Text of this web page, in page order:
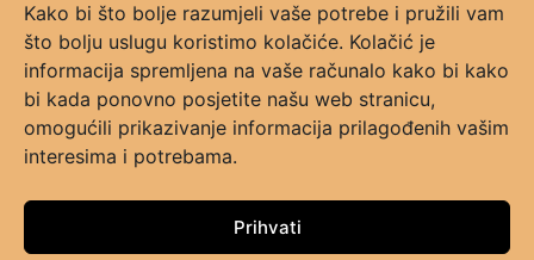
Kako bi što bolje razumjeli vaše potrebe i pružili vam
što bolju uslugu koristimo kolačiće. Kolačić je
informacija spremljena na vaše računalo kako bi kako
bi kada ponovno posjetite našu web stranicu,
omogućili prikazivanje informacija prilagođenih vašim
interesima i potrebama.
Prihvati
KATEGORIJE
PRAVILNIK NAGRADE
PRAVILNIK GLASOVANJA
KONTAKT
UVJETI KORIŠTENJA
FAQ
+ PRATI NAS